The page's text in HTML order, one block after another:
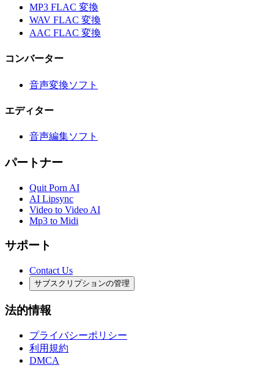
MP3 FLAC 変換
WAV FLAC 変換
AAC FLAC 変換
コンバーター
音声変換ソフト
エディター
音声編集ソフト
パートナー
Quit Porn AI
AI Lipsync
Video to Video AI
Mp3 to Midi
サポート
Contact Us
サブスクリプションの管理
法的情報
プライバシーポリシー
利用規約
DMCA